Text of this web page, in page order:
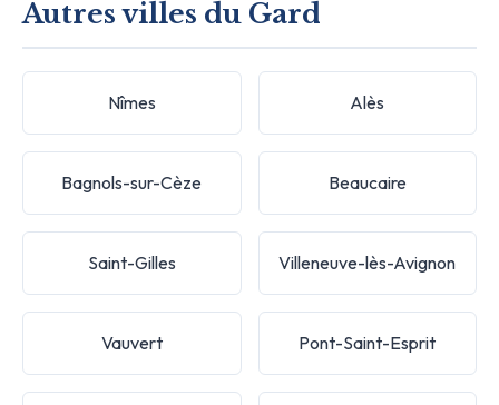
Autres villes du Gard
Nîmes Alès
Bagnols-sur-Cèze Beaucaire
Saint-Gilles Villeneuve-lès-Avignon
Vauvert Pont-Saint-Esprit